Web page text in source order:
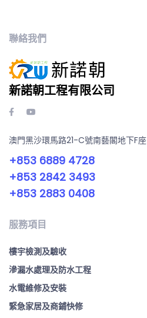
聯絡我們
新諾朝工程有限公司
澳門黑沙環馬路21-C號南藝閣地下F座
+853 6889 4728
+853 2842 3493
+853 2883 0408
服務項目
樓宇檢測及驗收
滲漏水處理及防水工程
水電維修及安裝
緊急家居及商鋪快修